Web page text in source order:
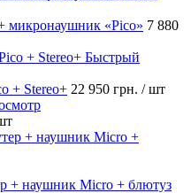
микронаушник «Pico» 7 880
Быстрый
+ Stereo+ 22 950 грн. / шт
+ наушник Micro + блютуз